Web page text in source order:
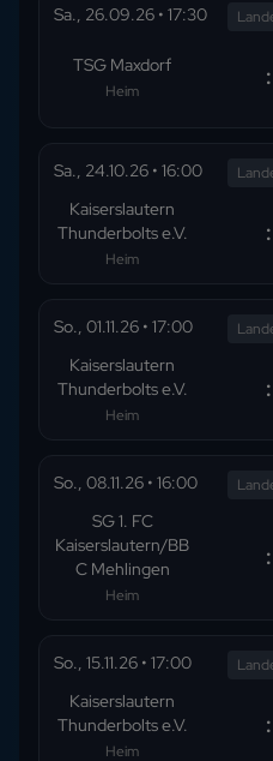
Sa., 26.09.26 • 17:30
TSG Maxdorf
Heim
:
Sa., 24.10.26 • 16:00
Kaiserslautern
Thunderbolts e.V.
Heim
:
So., 01.11.26 • 17:00
Kaiserslautern
Thunderbolts e.V.
Heim
:
So., 08.11.26 • 16:00
SG 1. FC
Kaiserslautern/BB
C Mehlingen
Heim
:
So., 15.11.26 • 17:00
Kaiserslautern
Thunderbolts e.V.
Heim
: